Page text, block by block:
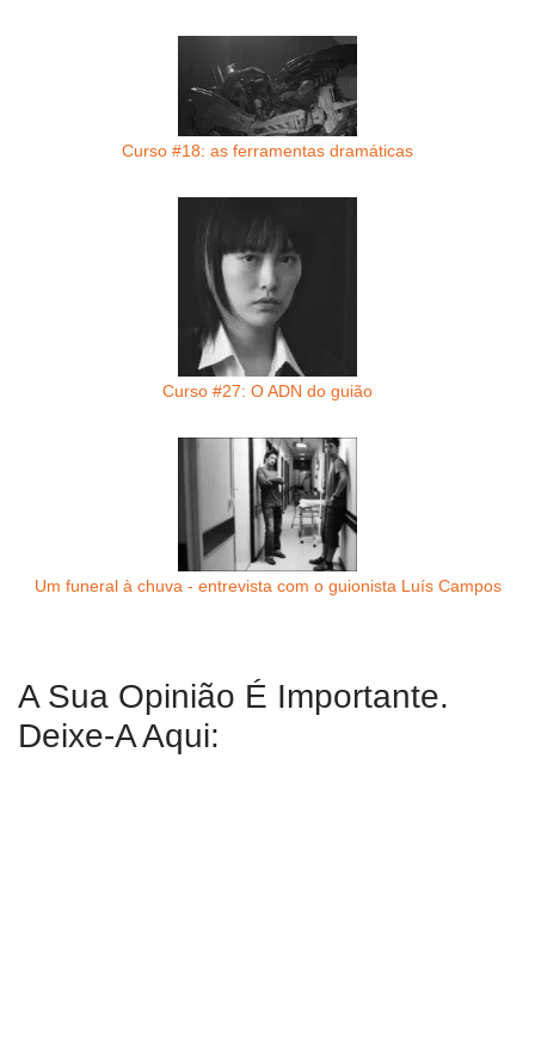
Curso #18: as ferramentas dramáticas
Curso #27: O ADN do guião
Um funeral à chuva - entrevista com o guionista Luís Campos
A Sua Opinião É Importante.
Deixe-A Aqui: